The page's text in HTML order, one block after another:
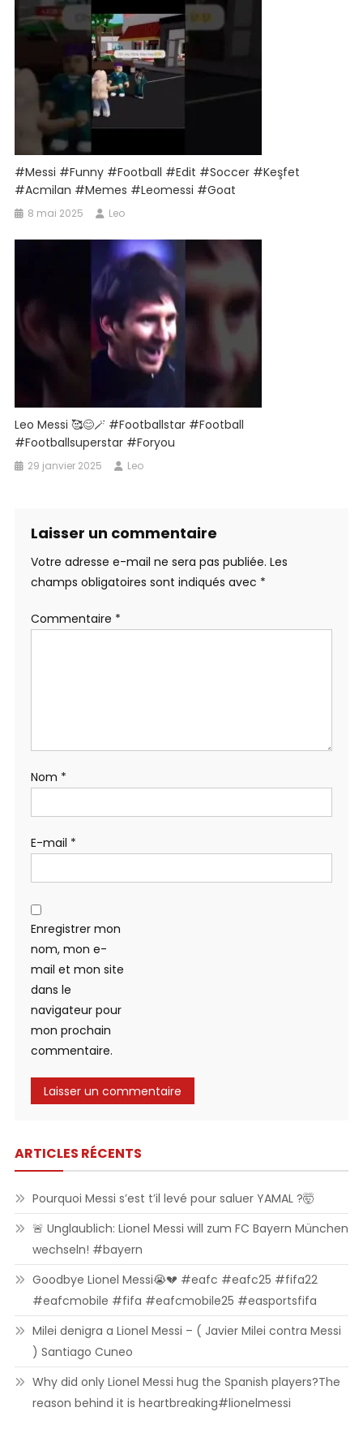
#messi #funny #football #edit #soccer #keşfet
#acmilan #memes #leomessi #goat
8 mai 2025 Leo
Leo Messi 🥰😊🪄 #footballstar #football
#footballsuperstar #foryou
29 janvier 2025 Leo
Laisser un commentaire
Votre adresse e-mail ne sera pas publiée. Les
champs obligatoires sont indiqués avec *
Commentaire *
Nom *
E-mail *
Enregistrer mon
nom, mon e-
mail et mon site
dans le
navigateur pour
mon prochain
commentaire.
ARTICLES RÉCENTS
Pourquoi Messi s’est t’il levé pour saluer YAMAL ?🤯
🚨 Unglaublich: Lionel Messi will zum FC Bayern München
wechseln! #bayern
Goodbye Lionel Messi😭💔 #eafc #eafc25 #fifa22
#eafcmobile #fifa #eafcmobile25 #easportsfifa
Milei denigra a Lionel Messi – ( Javier Milei contra Messi
) Santiago Cuneo
Why did only Lionel Messi hug the Spanish players?The
reason behind it is heartbreaking#lionelmessi